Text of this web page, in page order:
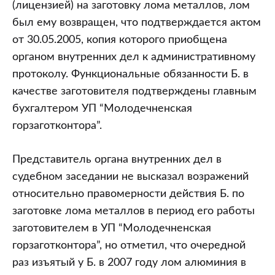
(лицензией) на заготовку лома металлов, лом
был ему возвращен, что подтверждается актом
от 30.05.2005, копия которого приобщена
органом внутренних дел к административному
протоколу. Функциональные обязанности Б. в
качестве заготовителя подтверждены главным
бухгалтером УП “Молодечненская
горзаготконтора”.
Представитель органа внутренних дел в
судебном заседании не высказал возражений
относительно правомерности действия Б. по
заготовке лома металлов в период его работы
заготовителем в УП “Молодечненская
горзаготконтора”, но отметил, что очередной
раз изъятый у Б. в 2007 году лом алюминия в